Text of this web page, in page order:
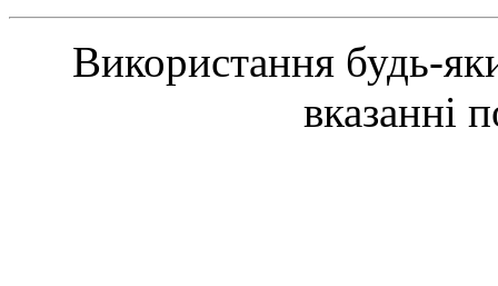
Використання будь-
вказанні